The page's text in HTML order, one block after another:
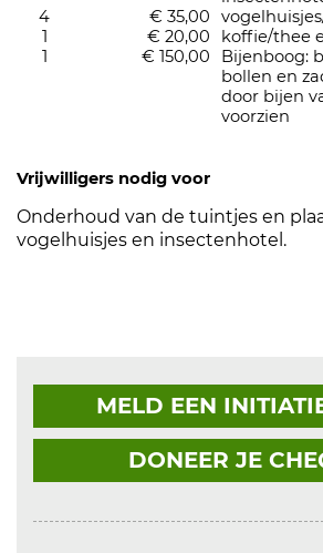
4
€ 35,00
1
€ 20,00
koffie/thee
1
€ 150,00
Bijenboog:
bollen en
door bijen
voorzien
Vrijwilligers nodig voor
Onderhoud van de tuintjes en
vogelhuisjes en insectenhotel.
MELD EEN
DONEER JE